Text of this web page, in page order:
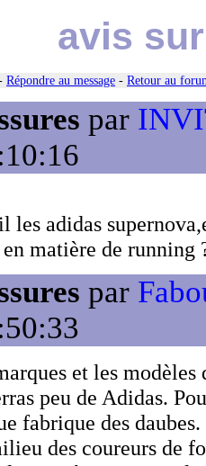
avis
Répondre au message - Retour au
par
les adidas
matière de running
par
et les modèles
peu de Adidas.
fabrique des
des coureurs de